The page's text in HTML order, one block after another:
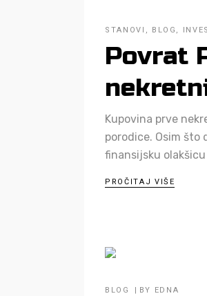
STANOVI , BLOG ,
Povrat
Kupovina prve
porodice. Osim
finansijsku
PROČITAJ VIŠE
BLOG BY EDNA